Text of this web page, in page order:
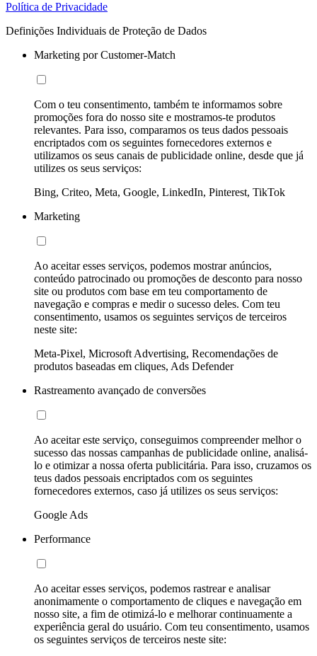
Política de Privacidade
Definições Individuais de Proteção de Dados
Marketing por Customer-Match
Com o teu consentimento, também te informamos sobre
promoções fora do nosso site e mostramos-te produtos
relevantes. Para isso, comparamos os teus dados pessoais
encriptados com os seguintes fornecedores externos e
utilizamos os seus canais de publicidade online, desde que já
utilizes os seus serviços:
Bing, Criteo, Meta, Google, LinkedIn, Pinterest, TikTok
Marketing
Ao aceitar esses serviços, podemos mostrar anúncios,
conteúdo patrocinado ou promoções de desconto para nosso
site ou produtos com base em teu comportamento de
navegação e compras e medir o sucesso deles. Com teu
consentimento, usamos os seguintes serviços de terceiros
neste site:
Meta-Pixel, Microsoft Advertising, Recomendações de
produtos baseadas em cliques, Ads Defender
Rastreamento avançado de conversões
Ao aceitar este serviço, conseguimos compreender melhor o
sucesso das nossas campanhas de publicidade online, analisá-
lo e otimizar a nossa oferta publicitária. Para isso, cruzamos os
teus dados pessoais encriptados com os seguintes
fornecedores externos, caso já utilizes os seus serviços:
Google Ads
Performance
Ao aceitar esses serviços, podemos rastrear e analisar
anonimamente o comportamento de cliques e navegação em
nosso site, a fim de otimizá-lo e melhorar continuamente a
experiência geral do usuário. Com teu consentimento, usamos
os seguintes serviços de terceiros neste site: